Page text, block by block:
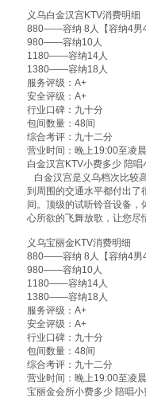
义乌白金汉宫KTV消费明细
880——容纳 8人【容纳4男
980——容纳10人
1180——容纳14人
1380——容纳18人
服务评级：A+
安全评级：A+
行业口碑：九十分
包间数量：48间
综合考评：九十二分
营业时间：晚上19:00至凌
白金汉宫KTV小费多少 陪
白金汉宫是义乌档次比较
到周围的交通水平都付出了
间。顶级的试听铃音设备
心所欲的飞舞放歌，让您尽
义乌宝丽金KTV消费明细
880——容纳 8人【容纳4男
980——容纳10人
1180——容纳14人
1380——容纳18人
服务评级：A+
安全评级：A+
行业口碑：九十分
包间数量：48间
综合考评：九十二分
营业时间：晚上19:00至凌
宝丽金会所小费多少 陪唱